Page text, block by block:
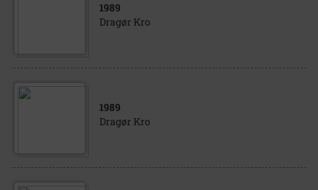
1989
Dragør Kro
1989
Dragør Kro